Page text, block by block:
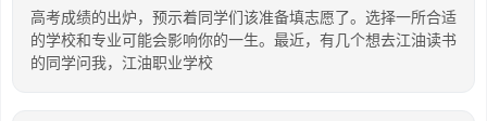
高考成绩的出炉，预示着同学们该准备填志愿了。选择一所合适
的学校和专业可能会影响你的一生。最近，有几个想去江油读书
的同学问我，江油职业学校